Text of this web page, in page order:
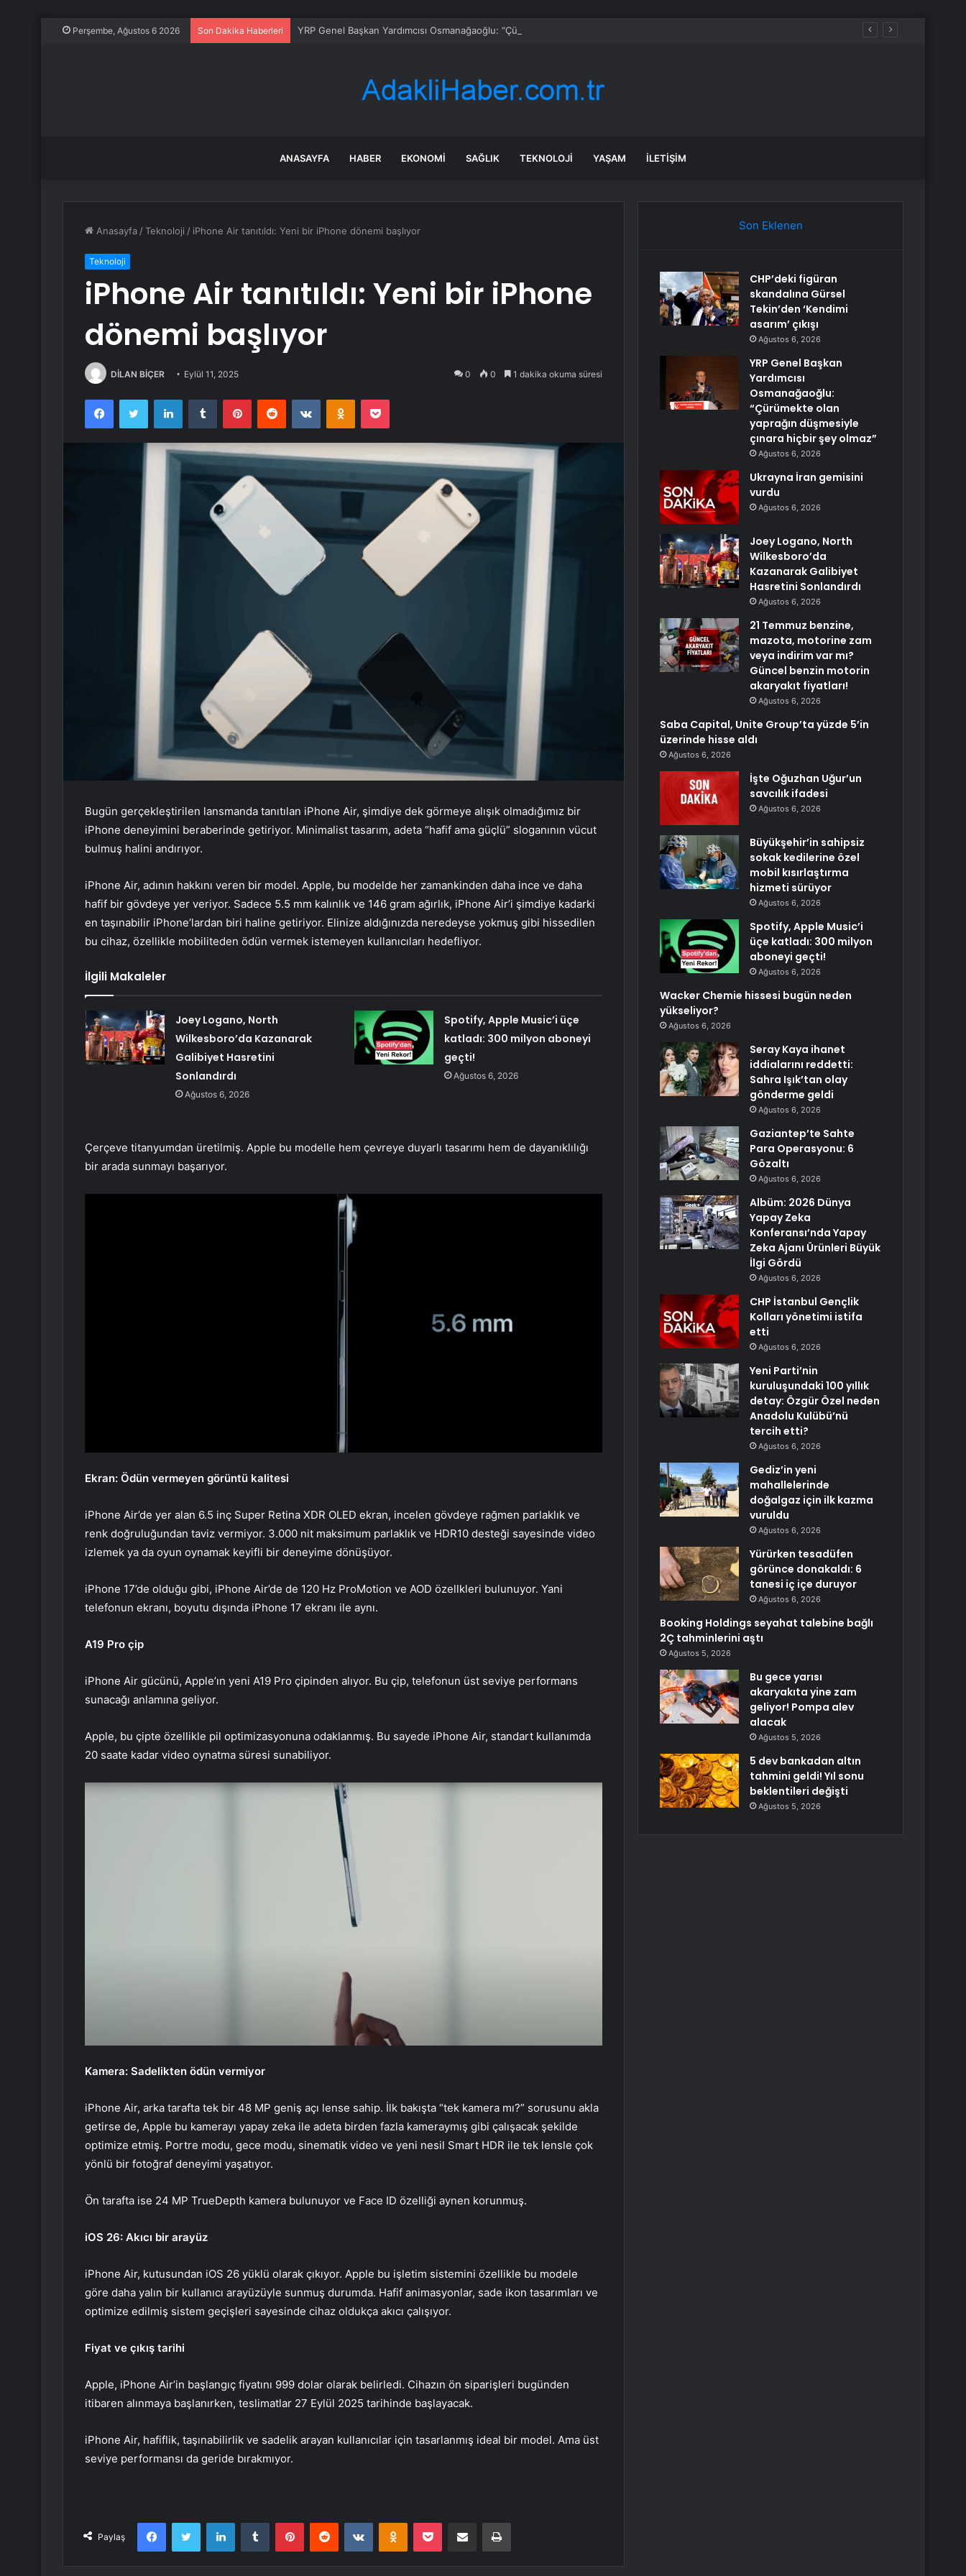
Perşembe, Ağustos 6 2026 Son Dakika Haberleri YRP Genel Başkan Yardımcısı Osmanağaoğlu: “Çürümekte olan yaprağın düşmesiyle çınara hiçbir şey olmaz”
ANASAYFA HABER EKONOMI SAĞLIK TEKNOLOJI YAŞAM İLETIŞIM
Anasayfa /Teknoloji / iPhone Air tanıtıldı: Yeni bir iPhone dönemi başlıyor
Teknoloji
iPhone Air tanıtıldı: Yeni bir iPhone
dönemi başlıyor
DİLAN BİÇER Eylül 11, 2025 0 0 1 dakika okuma süresi
FacebookTwitter LinkedInTumblr PinterestReddit VKontakteOdnoklassniki
Pocket
Bugün gerçekleştirilen lansmanda tanıtılan iPhone Air, şimdiye dek görmeye alışık olmadığımız bir
iPhone deneyimini beraberinde getiriyor. Minimalist tasarım, adeta “hafif ama güçlü” sloganının vücut
bulmuş halini andırıyor.
iPhone Air, adının hakkını veren bir model. Apple, bu modelde her zamankinden daha ince ve daha
hafif bir gövdeye yer veriyor. Sadece 5.5 mm kalınlık ve 146 gram ağırlık, iPhone Air’i şimdiye kadarki
en taşınabilir iPhone’lardan biri haline getiriyor. Elinize aldığınızda neredeyse yokmuş gibi hissedilen
bu cihaz, özellikle mobiliteden ödün vermek istemeyen kullanıcıları hedefliyor.
İlgili Makaleler
Joey Logano, North
Wilkesboro’da Kazanarak
Galibiyet Hasretini
Sonlandırdı
Ağustos 6, 2026
Spotify, Apple Music’i üçe
katladı: 300 milyon aboneyi
geçti!
Ağustos 6, 2026
Çerçeve titanyumdan üretilmiş. Apple bu modelle hem çevreye duyarlı tasarımı hem de dayanıklılığı
bir arada sunmayı başarıyor.
Ekran: Ödün vermeyen görüntü kalitesi
iPhone Air’de yer alan 6.5 inç Super Retina XDR OLED ekran, incelen gövdeye rağmen parlaklık ve
renk doğruluğundan taviz vermiyor. 3.000 nit maksimum parlaklık ve HDR10 desteği sayesinde video
izlemek ya da oyun oynamak keyifli bir deneyime dönüşüyor.
iPhone 17’de olduğu gibi, iPhone Air’de de 120 Hz ProMotion ve AOD özellkleri bulunuyor. Yani
telefonun ekranı, boyutu dışında iPhone 17 ekranı ile aynı.
A19 Pro çip
iPhone Air gücünü, Apple’ın yeni A19 Pro çipinden alıyor. Bu çip, telefonun üst seviye performans
sunacağı anlamına geliyor.
Apple, bu çipte özellikle pil optimizasyonuna odaklanmış. Bu sayede iPhone Air, standart kullanımda
20 saate kadar video oynatma süresi sunabiliyor.
Kamera: Sadelikten ödün vermiyor
iPhone Air, arka tarafta tek bir 48 MP geniş açı lense sahip. İlk bakışta “tek kamera mı?” sorusunu akla
getirse de, Apple bu kamerayı yapay zeka ile adeta birden fazla kameraymış gibi çalışacak şekilde
optimize etmiş. Portre modu, gece modu, sinematik video ve yeni nesil Smart HDR ile tek lensle çok
yönlü bir fotoğraf deneyimi yaşatıyor.
Ön tarafta ise 24 MP TrueDepth kamera bulunuyor ve Face ID özelliği aynen korunmuş.
iOS 26: Akıcı bir arayüz
iPhone Air, kutusundan iOS 26 yüklü olarak çıkıyor. Apple bu işletim sistemini özellikle bu modele
göre daha yalın bir kullanıcı arayüzüyle sunmuş durumda. Hafif animasyonlar, sade ikon tasarımları ve
optimize edilmiş sistem geçişleri sayesinde cihaz oldukça akıcı çalışıyor.
Fiyat ve çıkış tarihi
Apple, iPhone Air’in başlangıç fiyatını 999 dolar olarak belirledi. Cihazın ön siparişleri bugünden
itibaren alınmaya başlanırken, teslimatlar 27 Eylül 2025 tarihinde başlayacak.
iPhone Air, hafiflik, taşınabilirlik ve sadelik arayan kullanıcılar için tasarlanmış ideal bir model. Ama üst
seviye performansı da geride bırakmıyor.
Paylaş
FacebookTwitter LinkedInTumblr PinterestReddit VKontakteOdnoklassniki
Pocket E-Posta ile paylaş Yazdır
Son Eklenen
CHP’deki figüran
skandalına Gürsel
Tekin’den ‘Kendimi
asarım’ çıkışı
Ağustos 6, 2026
YRP Genel Başkan
Yardımcısı
Osmanağaoğlu:
“Çürümekte olan
yaprağın düşmesiyle
çınara hiçbir şey olmaz”
Ağustos 6, 2026
Ukrayna İran gemisini
vurdu
Ağustos 6, 2026
Joey Logano, North
Wilkesboro’da
Kazanarak Galibiyet
Hasretini Sonlandırdı
Ağustos 6, 2026
21 Temmuz benzine,
mazota, motorine zam
veya indirim var mı?
Güncel benzin motorin
akaryakıt fiyatları!
Ağustos 6, 2026
Saba Capital, Unite Group’ta yüzde 5’in
üzerinde hisse aldı
Ağustos 6, 2026
İşte Oğuzhan Uğur’un
savcılık ifadesi
Ağustos 6, 2026
Büyükşehir’in sahipsiz
sokak kedilerine özel
mobil kısırlaştırma
hizmeti sürüyor
Ağustos 6, 2026
Spotify, Apple Music’i
üçe katladı: 300 milyon
aboneyi geçti!
Ağustos 6, 2026
Wacker Chemie hissesi bugün neden
yükseliyor?
Ağustos 6, 2026
Seray Kaya ihanet
iddialarını reddetti:
Sahra Işık’tan olay
gönderme geldi
Ağustos 6, 2026
Gaziantep’te Sahte
Para Operasyonu: 6
Gözaltı
Ağustos 6, 2026
Albüm: 2026 Dünya
Yapay Zeka
Konferansı’nda Yapay
Zeka Ajanı Ürünleri Büyük
İlgi Gördü
Ağustos 6, 2026
CHP İstanbul Gençlik
Kolları yönetimi istifa
etti
Ağustos 6, 2026
Yeni Parti’nin
kuruluşundaki 100 yıllık
detay: Özgür Özel neden
Anadolu Kulübü’nü
tercih etti?
Ağustos 6, 2026
Gediz’in yeni
mahallelerinde
doğalgaz için ilk kazma
vuruldu
Ağustos 6, 2026
Yürürken tesadüfen
görünce donakaldı: 6
tanesi iç içe duruyor
Ağustos 6, 2026
Booking Holdings seyahat talebine bağlı
2Ç tahminlerini aştı
Ağustos 5, 2026
Bu gece yarısı
akaryakıta yine zam
geliyor! Pompa alev
alacak
Ağustos 5, 2026
5 dev bankadan altın
tahmini geldi! Yıl sonu
beklentileri değişti
Ağustos 5, 2026